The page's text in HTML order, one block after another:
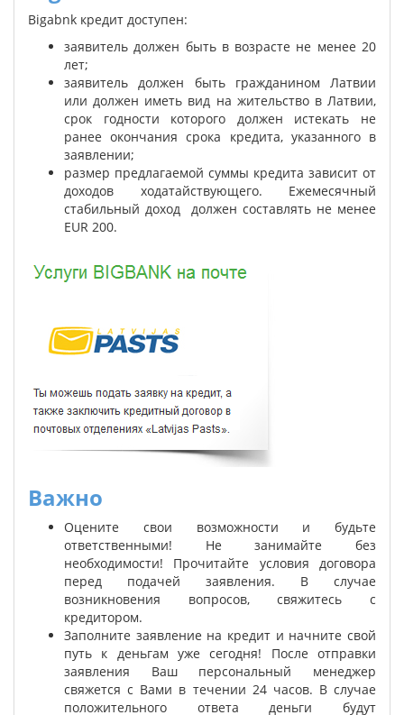
Bigabnk кредит доступен:
заявитель должен быть в возрасте не менее 20
лет;
заявитель должен быть гражданином Латвии
или должен иметь вид на жительство в Латвии,
срок годности которого должен истекать не
ранее окончания срока кредита, указанного в
заявлении;
размер предлагаемой суммы кредита зависит от
доходов ходатайствующего. Ежемесячный
стабильный доход должен составлять не менее
EUR 200.
Важно
Оцените свои возможности и будьте
ответственными! Не занимайте без
необходимости! Прочитайте условия договора
перед подачей заявления. В случае
возникновения вопросов, свяжитесь с
кредитором.
Заполните заявление на кредит и начните свой
путь к деньгам уже сегодня! После отправки
заявления Ваш персональный менеджер
свяжется с Вами в течении 24 часов. В случае
положительного ответа деньги будут